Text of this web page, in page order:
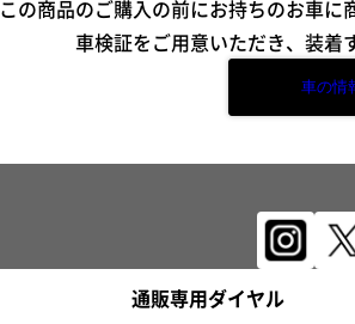
この商品のご購入の前にお持ちのお車に
車検証をご用意いただき、装着
車の情
通販専用ダイヤル